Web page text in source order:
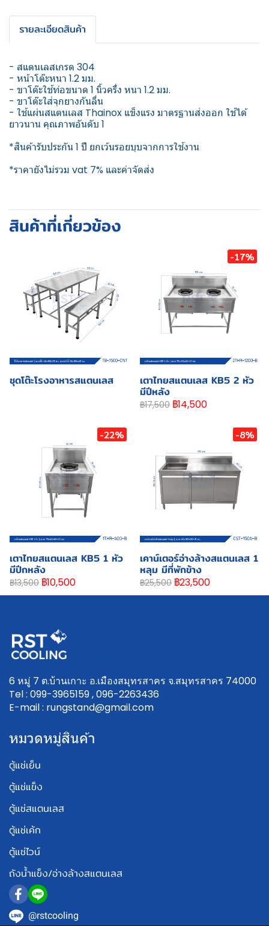
รายละเอียดสินค้า
- สแตนเลสเกรด 304
- หน้าโต๊ะหนา 1.2 มม.
- ขาโต๊ะใช้ท่อขนาด 1 นิ้วครึ่ง หนา 1.2 มม.
- ขาโต๊ะใส่จุกยางกันลื่น
- ใช้แผ่นสแตนเลส Thainox แข็งแรง มาตรฐานส่งออก ใช้ได้
ยาวนาน คุณภาพอันดับ 1
*สินค้ารับประกัน 1 ปี ยกเว้นรอยบุบจากการใช้งาน
*ราคายังไม่รวม vat 7% และค่าจัดส่ง
สินค้าที่เกี่ยวข้อง
ชุดโต๊ะโรงอาหารสแตนเลส
-17%
เตาไทยสแตนเลส KB5 2 หัว
มีปีหลัง
฿17,500 ฿14,500
-22%
เตาไทยสแตนเลส KB5 1 หัว
มีปีกหลัง
฿13,500 ฿10,500
-8%
เคาน์เตอร์อ่างล้างสแตนเลส 1
หลุม มีที่พักข้าง
฿25,500 ฿23,500
6 หมู่ 7 ต.บ้านเกาะ อ.เมืองสมุทรสาคร จ.สมุทรสาคร 74000
Tel : 099-3965159 , 096-2263436
E-mail : rungstand@gmail.com
หมวดหมู่สินค้า
ตู้แช่เย็น
ตู้แช่แข็ง
ตู้แช่สแตนเลส
ตู้แช่เค้ก
ตู้แช่ไวน์
ถังน้ำแข็ง/อ่างล้างสแตนเลส
@rstcooling